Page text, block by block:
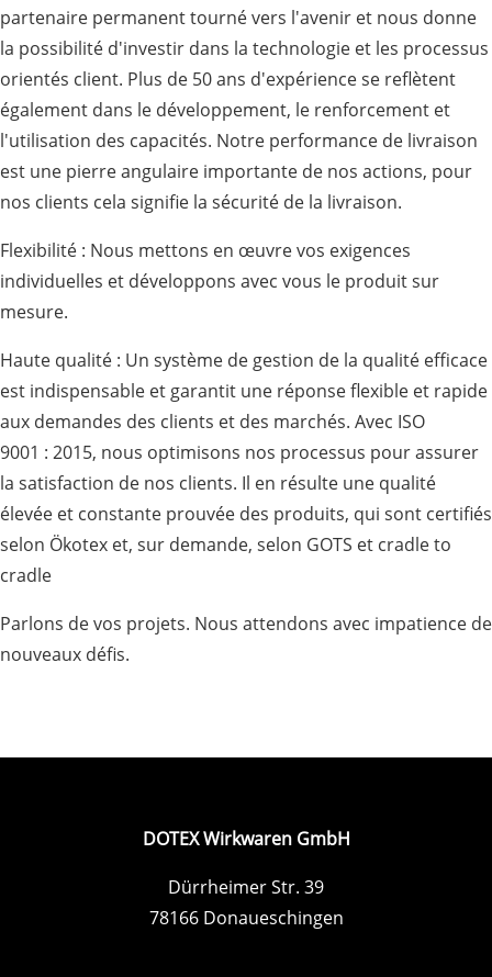
partenaire permanent tourné vers l'avenir et nous donne
la possibilité d'investir dans la technologie et les processus
orientés client. Plus de 50 ans d'expérience se reflètent
également dans le développement, le renforcement et
l'utilisation des capacités. Notre performance de livraison
est une pierre angulaire importante de nos actions, pour
nos clients cela signifie la sécurité de la livraison.
Flexibilité : Nous mettons en œuvre vos exigences
individuelles et développons avec vous le produit sur
mesure.
Haute qualité : Un système de gestion de la qualité efficace
est indispensable et garantit une réponse flexible et rapide
aux demandes des clients et des marchés. Avec ISO
9001 : 2015, nous optimisons nos processus pour assurer
la satisfaction de nos clients. Il en résulte une qualité
élevée et constante prouvée des produits, qui sont certifiés
selon Ökotex et, sur demande, selon GOTS et cradle to
cradle
Parlons de vos projets. Nous attendons avec impatience de
nouveaux défis.
DOTEX Wirkwaren GmbH
Dürrheimer Str. 39
78166 Donaueschingen